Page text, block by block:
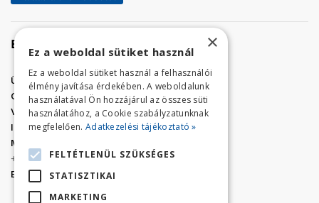
Elérhetőség
Üzletünk címe:
Szolnok, Vércse út 17.
Golf Center Áruház:06 (56) 423-324
VÁR-Kert Áruház: 06 (56) 429-771
Iroda:06 (56) 421-857
Megrendelés, termék információ:
+36 (70) 938-3356
E-mail:
golfaruhaz@gmail.com
×
Ez a weboldal sütiket használ
Ez a weboldal sütiket használ a felhasználói
élmény javítása érdekében. A weboldalunk
használatával Ön hozzájárul az összes süti
használatához, a Cookie szabályzatunknak
megfelelően. Adatkezelési tájékoztató »
FELTÉTLENÜL SZÜKSÉGES
STATISZTIKAI
MARKETING